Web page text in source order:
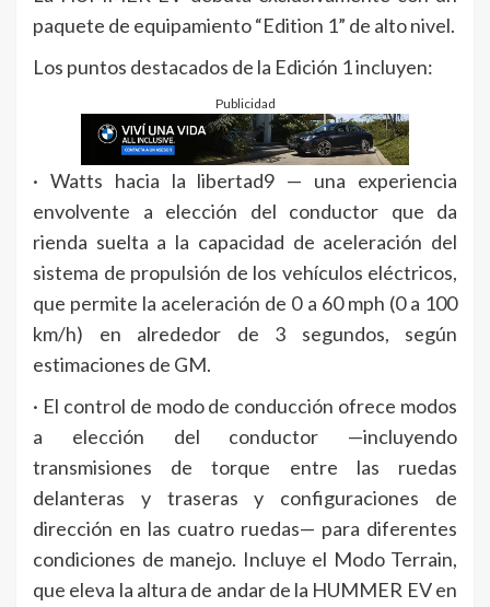
paquete de equipamiento “Edition 1” de alto nivel.
Los puntos destacados de la Edición 1 incluyen:
Publicidad
· Watts hacia la libertad9 — una experiencia
envolvente a elección del conductor que da
rienda suelta a la capacidad de aceleración del
sistema de propulsión de los vehículos eléctricos,
que permite la aceleración de 0 a 60 mph (0 a 100
km/h) en alrededor de 3 segundos, según
estimaciones de GM.
· El control de modo de conducción ofrece modos
a elección del conductor —incluyendo
transmisiones de torque entre las ruedas
delanteras y traseras y configuraciones de
dirección en las cuatro ruedas— para diferentes
condiciones de manejo. Incluye el Modo Terrain,
que eleva la altura de andar de la HUMMER EV en